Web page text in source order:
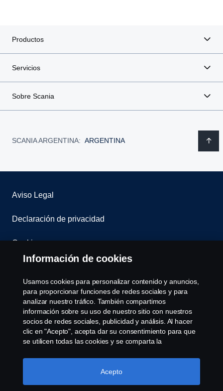
Productos
Servicios
Sobre Scania
SCANIA ARGENTINA: ARGENTINA
Aviso Legal
Declaración de privacidad
Cookies
Sistema de Denuncias
Configuración de cookies
Información de cookies
Usamos cookies para personalizar contenido y anuncios,
para proporcionar funciones de redes sociales y para
analizar nuestro tráfico. También compartimos
información sobre su uso de nuestro sitio con nuestros
socios de redes sociales, publicidad y análisis. Al hacer
clic en "Acepto", acepta dar su consentimiento para que
se utilicen todas las cookies y se comparta la
haciendo clic en "Configuración de cookies" y
seleccionando las categorías que desea aceptar. Para
Acepto